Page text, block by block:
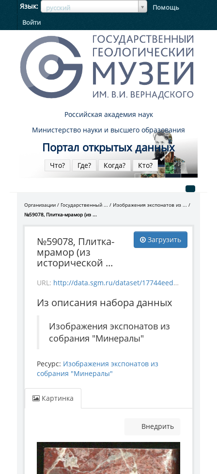
Язык русский
ЯзыкЯзык
Помощь
Войти
Российская академия наук
Министерство науки и высшего образования
Портал открытых данных
Что? Где? Когда? Кто?
Организации Государственный ...
Изображения экспонатов из ...
№59078, Плитка-мрамор (из ...
Загрузить
№59078, Плитка-
мрамор (из
исторической ...
URL: http://data.sgm.ru/dataset/17744eed-27fa-4a9a-bc72-4e657fa570af/resource/00528500-db97-4c65-8716-c0e4eeaad2da/download/1-964-59078.jpg
Из описания набора данных
Изображения экспонатов из
собрания "Минералы"
Ресурс: Изображения экспонатов из
собрания "Минералы"
Картинка
Внедрить